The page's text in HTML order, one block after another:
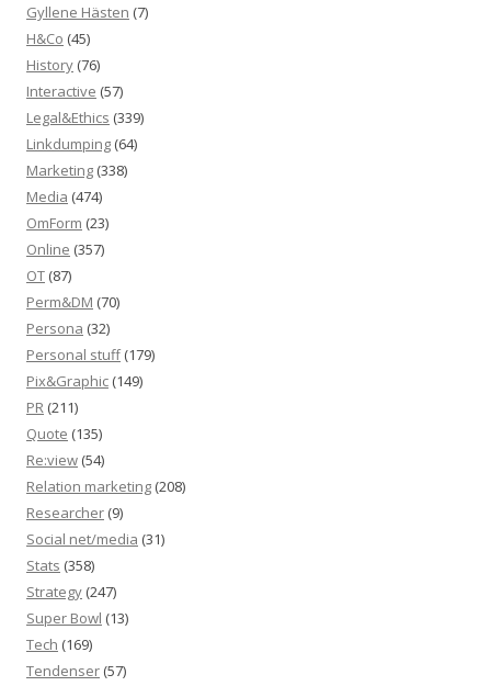
Gyllene Hästen (7)
H&Co (45)
History (76)
Interactive (57)
Legal&Ethics (339)
Linkdumping (64)
Marketing (338)
Media (474)
OmForm (23)
Online (357)
OT (87)
Perm&DM (70)
Persona (32)
Personal stuff(179)
Pix&Graphic (149)
PR (211)
Quote (135)
Re:view (54)
Relation marketing (208)
Researcher (9)
Social net/media (31)
Stats (358)
Strategy (247)
Super Bowl (13)
Tech (169)
Tendenser (57)